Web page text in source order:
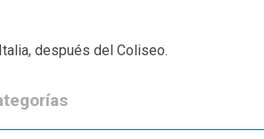
después del Coliseo.